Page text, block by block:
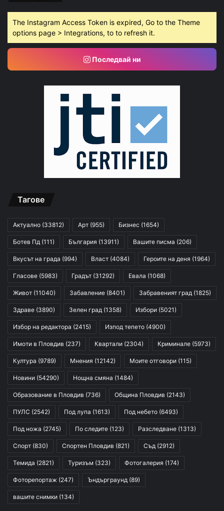
The Instagram Access Token is expired, Go to the Theme
options page > Integrations, to to refresh it.
Последвай ни
Тагове
Актуално (33812) Арт (955) Бизнес (1654)
Ботев Пд (111) България (13911) Вашите писма (206)
Вкусът на града (994) Власт (4084) Героите на деня (1964)
Гласове (5983) Градът (31292) Евала (1068)
Живот (11040) Забавление (8401) Забравеният град (1825)
Здраве (3890) Зелен град (1358) Избори (5021)
Избор на редактора (2415) Изпод тепето (4900)
Имоти в Пловдив (237) Квартали (2304) Криминале (5973)
Култура (9789) Мнения (12142) Моите отговори (115)
Новини (54290) Нощна смяна (1484)
Образование в Пловдив (736) Община Пловдив (2143)
ПУЛС (2542) Под лупа (1613) Под небето (6493)
Под ножа (2745) По следите (123) Разследване (1313)
Спорт (830) Спортен Пловдив (821) Съд (2912)
Темида (2821) Туризъм (323) Фотогалерия (174)
Фоторепортаж (247) Ъндърграунд (89)
вашите снимки (134)